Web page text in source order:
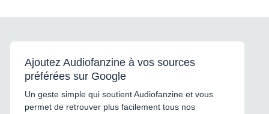
Ajoutez Audiofanzine à vos sources
préférées sur Google
Un geste simple qui soutient Audiofanzine et vous
permet de retrouver plus facilement tous nos